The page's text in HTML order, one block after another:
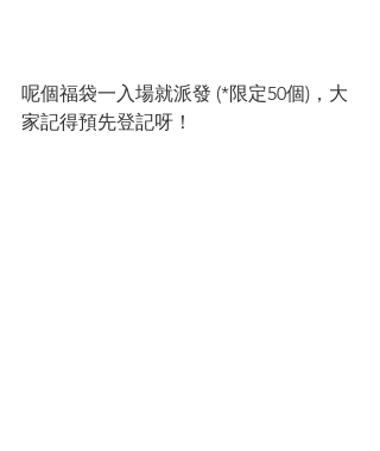
呢個福袋一入場就派發 (*限定50個)，大
家記得預先登記呀！